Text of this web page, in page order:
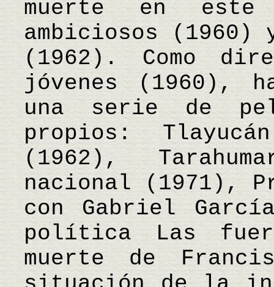
muerte en
ambiciosos (1960)
(1962). Como
jóvenes (1960),
una serie de
propios:
(1962),
nacional (1971),
con Gabriel
política Las
muerte de